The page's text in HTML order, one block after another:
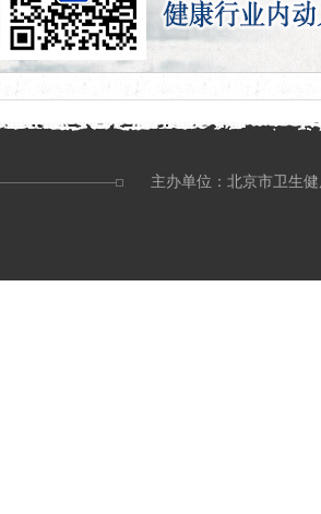
主办单位：北京市卫生